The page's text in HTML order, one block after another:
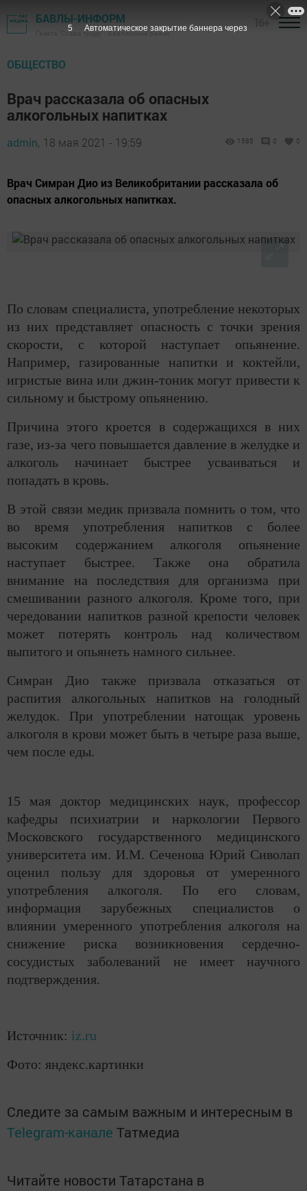
БАВЛЫ-ИНФОРМ
Газета "Слава труду" - Бавлинский район
ОБЩЕСТВО
Врач рассказала об опасных
алкогольных напитках
admin, 18 мая 2021 - 19:59 1585 0 0
Врач Симран Дио из Великобритании рассказала об
опасных алкогольных напитках.
По словам специалиста, употребление некоторых
из них представляет опасность с точки зрения
скорости, с которой наступает опьянение.
Например, газированные напитки и коктейли,
игристые вина или джин-тоник могут привести к
сильному и быстрому опьянению.
Причина этого кроется в содержащихся в них
газе, из-за чего повышается давление в желудке и
алкоголь начинает быстрее усваиваться и
попадать в кровь.
В этой связи медик призвала помнить о том, что
во время употребления напитков с более
высоким содержанием алкоголя опьянение
наступает быстрее. Также она обратила
внимание на последствия для организма при
смешивании разного алкоголя. Кроме того, при
чередовании напитков разной крепости человек
может потерять контроль над количеством
выпитого и опьянеть намного сильнее.
Симран Дио также призвала отказаться от
распития алкогольных напитков на голодный
желудок. При употреблении натощак уровень
алкоголя в крови может быть в четыре раза выше,
чем после еды.
15 мая доктор медицинских наук, профессор
кафедры психиатрии и наркологии Первого
Московского государственного медицинского
университета им. И.М. Сеченова Юрий Сиволап
оценил пользу для здоровья от умеренного
употребления алкоголя. По его словам,
информация зарубежных специалистов о
влиянии умеренного употребления алкоголя на
снижение риска возникновения сердечно-
сосудистых заболеваний не имеет научного
подтверждения.
Источник: iz.ru
Фото: яндекс.картинки
Следите за самым важным и интересным в
Telegram-канале Татмедиа
Читайте новости Татарстана в
4 Автоматическое закрытие баннера через